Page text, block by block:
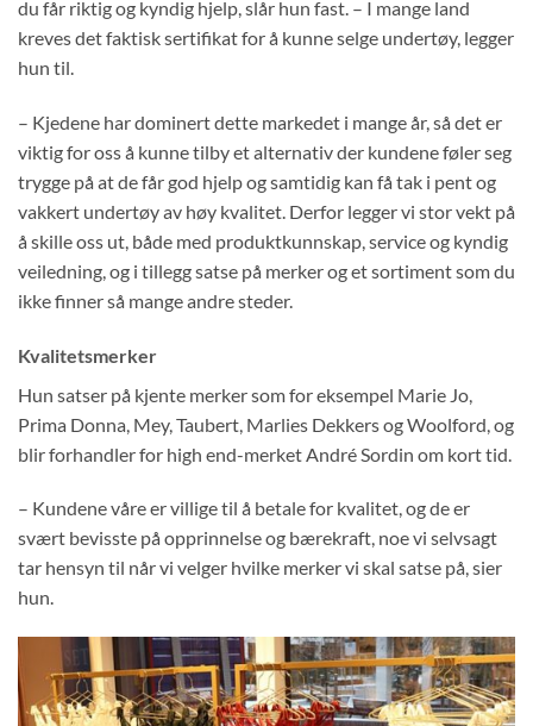
du får riktig og kyndig hjelp, slår hun fast. – I mange land
kreves det faktisk sertifikat for å kunne selge undertøy, legger
hun til.
– Kjedene har dominert dette markedet i mange år, så det er
viktig for oss å kunne tilby et alternativ der kundene føler seg
trygge på at de får god hjelp og samtidig kan få tak i pent og
vakkert undertøy av høy kvalitet. Derfor legger vi stor vekt på
å skille oss ut, både med produktkunnskap, service og kyndig
veiledning, og i tillegg satse på merker og et sortiment som du
ikke finner så mange andre steder.
Kvalitetsmerker
Hun satser på kjente merker som for eksempel Marie Jo,
Prima Donna, Mey, Taubert, Marlies Dekkers og Woolford, og
blir forhandler for high end-merket André Sordin om kort tid.
– Kundene våre er villige til å betale for kvalitet, og de er
svært bevisste på opprinnelse og bærekraft, noe vi selvsagt
tar hensyn til når vi velger hvilke merker vi skal satse på, sier
hun.